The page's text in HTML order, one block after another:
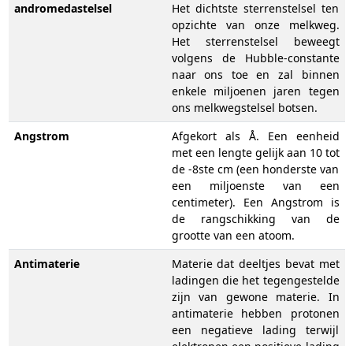
andromedastelsel
Het dichtste sterrenstelsel ten
opzichte van onze melkweg.
Het sterrenstelsel beweegt
volgens de Hubble-constante
naar ons toe en zal binnen
enkele miljoenen jaren tegen
ons melkwegstelsel botsen.
Angstrom
Afgekort als Å. Een eenheid
met een lengte gelijk aan 10 tot
de -8ste cm (een honderste van
een miljoenste van een
centimeter). Een Angstrom is
de rangschikking van de
grootte van een atoom.
Antimaterie
Materie dat deeltjes bevat met
ladingen die het tegengestelde
zijn van gewone materie. In
antimaterie hebben protonen
een negatieve lading terwijl